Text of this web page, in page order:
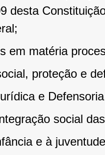
desta
em matéria
proteção e
e
social
e à